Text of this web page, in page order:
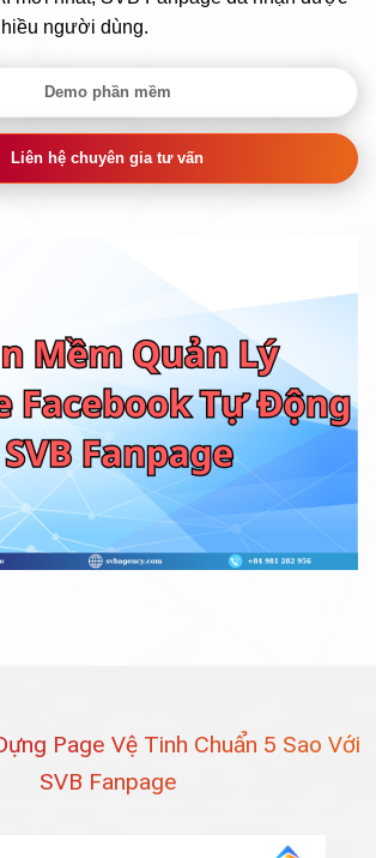
người dùng.
Demo phần mềm
Liên hệ chuyên gia tư vấn
Page Vệ Tinh Chuẩn 5 Sao Với
SVB Fanpage